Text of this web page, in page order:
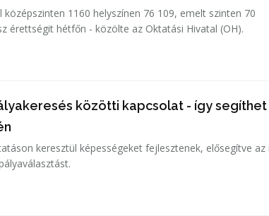
1160 helyszínen 76 109, emelt szinten 70
érettségit hétfőn - közölte az Oktatási Hivatal (OH).
közötti kapcsolat - így segíthet
keresztül képességeket fejlesztenek, elősegítve az